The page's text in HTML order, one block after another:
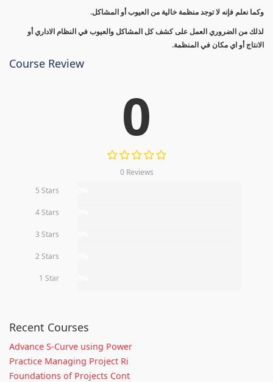
وكما نعلم فإنه لا توجد منظمة خالية من العيوب أو المشاكل.
لذلك من الضروري العمل على كشف كل المشاكل والعيوب في النظام الاداري أو
الانتاج أو اي مكان في المنظمة.
Course Review
0
0 Reviews
5 Stars
4 Stars
3 Stars
2 Stars
1 Star
Recent Courses
Advance S-Curve using Power
Practice Managing Project Ri
Foundations of Projects Cont